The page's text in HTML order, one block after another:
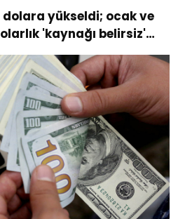
dolara yükseldi; ocak ve
'kaynağı belirsiz'